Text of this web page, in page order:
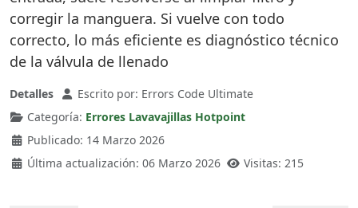
corregir la manguera. Si vuelve con todo
correcto, lo más eficiente es diagnóstico técnico
de la válvula de llenado
Detalles Escrito por: Errors Code Ultimate
Categoría: Errores Lavavajillas Hotpoint
Publicado: 14 Marzo 2026
Última actualización: 06 Marzo 2026
Visitas: 215